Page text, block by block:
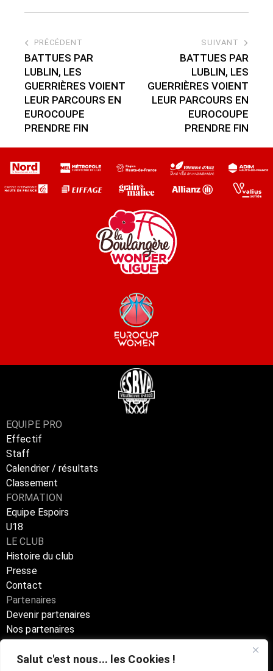
Salut c'est nous... les Cookies !
PRÉCÉDENT
BATTUES PAR
LUBLIN, LES
GUERRIÈRES VOIENT
LEUR PARCOURS EN
EUROCOUPE
PRENDRE FIN
SUIVANT
BATTUES PAR
LUBLIN, LES
GUERRIÈRES VOIENT
LEUR PARCOURS EN
EUROCOUPE
PRENDRE FIN
EQUIPE PRO
Effectif
Staff
Calendrier / résultats
Classement
FORMATION
Equipe Espoirs
U18
LE CLUB
Histoire du club
Presse
Contact
Partenaires
Devenir partenaires
Nos partenaires